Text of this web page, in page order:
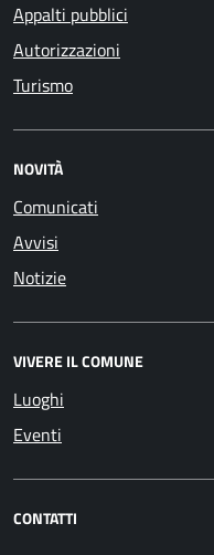
Appalti pubblici
Autorizzazioni
Turismo
NOVITÀ
Comunicati
Avvisi
Notizie
VIVERE IL COMUNE
Luoghi
Eventi
CONTATTI